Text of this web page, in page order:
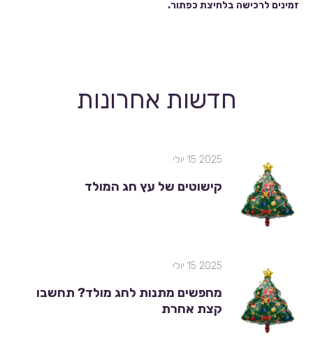
זמינים לרכישה בלחיצת כפתור.
חדשות אחרונות
2025 15 יולי
קישוטים של עץ חג המולד
2025 15 יולי
מחפשים מתנות לחג מולד? תחשבו
קצת אחרת